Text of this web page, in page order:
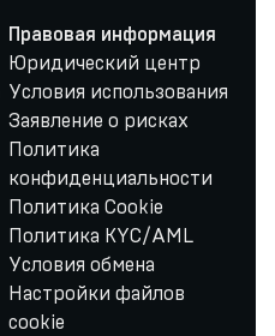
Правовая информация
Юридический центр
Условия использования
Заявление о рисках
Политика
конфиденциальности
Политика Cookie
Политика KYC/AML
Условия обмена
Настройки файлов
cookie